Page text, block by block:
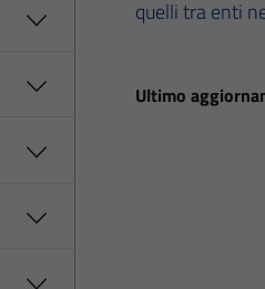
quelli tra enti
Ultimo